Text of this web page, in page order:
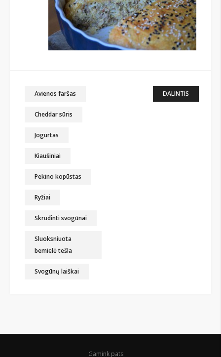
Avienos faršas
Cheddar sūris
Jogurtas
Kiaušiniai
Pekino kopūstas
Ryžiai
Skrudinti svogūnai
Sluoksniuota
bemielė tešla
Svogūnų laiškai
DALINTIS
Gamink pats